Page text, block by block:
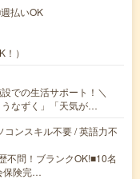
払いOK
）
での生活サポート！＼
うなずく」「天気が…
コンスキル不要 / 英語力不
不問！ブランクOK!■10名
保険完…